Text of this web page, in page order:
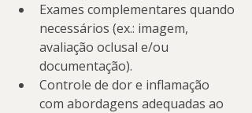
Exames complementares quando
necessários (ex.: imagem,
avaliação oclusal e/ou
documentação).
Controle de dor e inflamação
com abordagens adequadas ao